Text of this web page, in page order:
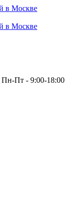
Пн-Пт - 9:00-18:00